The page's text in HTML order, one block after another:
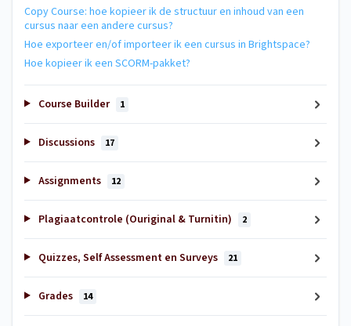
Copy Course: hoe kopieer ik de structuur en inhoud van een
cursus naar een andere cursus?
Hoe exporteer en/of importeer ik een cursus in Brightspace?
Hoe kopieer ik een SCORM-pakket?
Course Builder 1
Discussions 17
Assignments 12
Plagiaatcontrole (Ouriginal & Turnitin) 2
Quizzes, Self Assessment en Surveys 21
Grades 14